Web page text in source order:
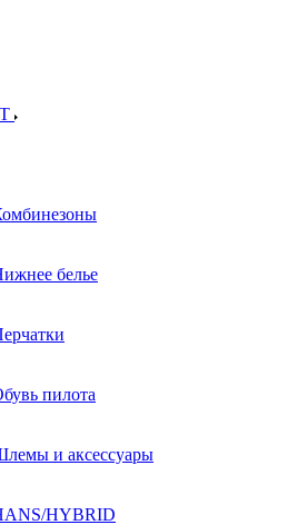
белье
пилота
и аксессуары
HYBRID